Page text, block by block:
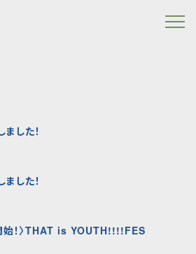
した！
した！
始！〉THAT is YOUTH!!!!FES